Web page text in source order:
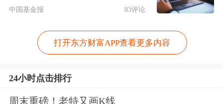
家企业的上市进程，更是创业板提升制
度包容性、适应性，通过资本市场支持
创新发展的关键举措。
市场人士表示，首家适用创业板第四套
中国基金报 83评论
打开东方财富APP查看更多内容
24小时点击排行
周末重磅！老特又画K线